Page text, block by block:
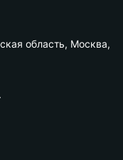
область, Москва,